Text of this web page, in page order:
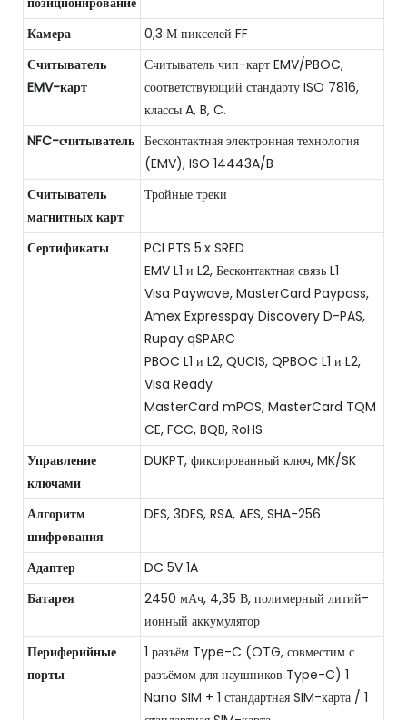
Камера
0,3 М пикселей FF
Считыватель
EMV-карт
Считыватель чип-карт EMV/PBOC,
соответствующий стандарту ISO 7816,
классы A, B, C.
NFC-считыватель Бесконтактная электронная технология
(EMV), ISO 14443A/B
Считыватель
магнитных карт
Тройные треки
Сертификаты
PCI PTS 5.x SRED
EMV L1 и L2, Бесконтактная связь L1
Visa Paywave, MasterCard Paypass,
Amex Expresspay Discovery D-PAS,
Rupay qSPARC
PBOC L1 и L2, QUCIS, QPBOC L1 и L2,
Visa Ready
MasterCard mPOS, MasterCard TQM
CE, FCC, BQB, RoHS
Управление
ключами
DUKPT, фиксированный ключ, MK/SK
Алгоритм
шифрования
DES, 3DES, RSA, AES, SHA-256
Адаптер
DC 5V 1A
Батарея
2450 мАч, 4,35 В, полимерный литий-
ионный аккумулятор
Периферийные
порты
1 разъём Type-C (OTG, совместим с
разъёмом для наушников Type-C) 1
Nano SIM + 1 стандартная SIM-карта / 1